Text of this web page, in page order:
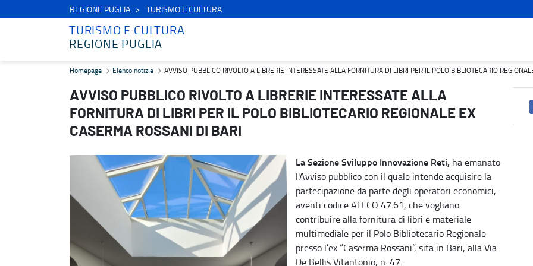
REGIONE PUGLIA TURISMO E CULTURA
TURISMO E CULTURA
REGIONE PUGLIA
AVVISO PUBBLICO RIVOLTO A LIBRERIE INTERESSATE ALLA FORNITURA DI LIBRI PER IL POLO BIBLIOTECARIO REGIONALE EX
Homepage Elenco notizie AVVISO PUBBLICO RIVOLTO A LIBRERIE INTERESSATE ALLA FORNITURA DI LIBRI PER IL POLO BIBLIOTECARIO
AVVISO PUBBLICO RIVOLTO A LIBRERIE INTERESSATE ALLA
FORNITURA DI LIBRI PER IL POLO BIBLIOTECARIO REGIONALE EX
CASERMA ROSSANI DI BARI
La Sezione Sviluppo Innovazione Reti, ha emanato
l'Avviso pubblico con il quale intende acquisire la
partecipazione da parte degli operatori economici,
aventi codice ATECO 47.61, che vogliano
contribuire alla fornitura di libri e materiale
multimediale per il Polo Bibliotecario Regionale
presso l’ex “Caserma Rossani”, sita in Bari, alla Via
De Bellis Vitantonio, n. 47.